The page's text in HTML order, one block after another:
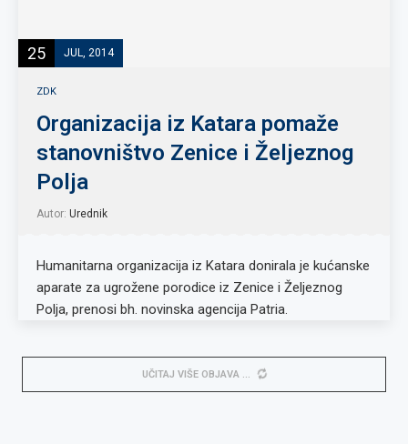
25 JUL, 2014
ZDK
Organizacija iz Katara pomaže
stanovništvo Zenice i Željeznog
Polja
Autor: Urednik
Humanitarna organizacija iz Katara donirala je kućanske
aparate za ugrožene porodice iz Zenice i Željeznog
Polja, prenosi bh. novinska agencija Patria.
UČITAJ VIŠE OBJAVA